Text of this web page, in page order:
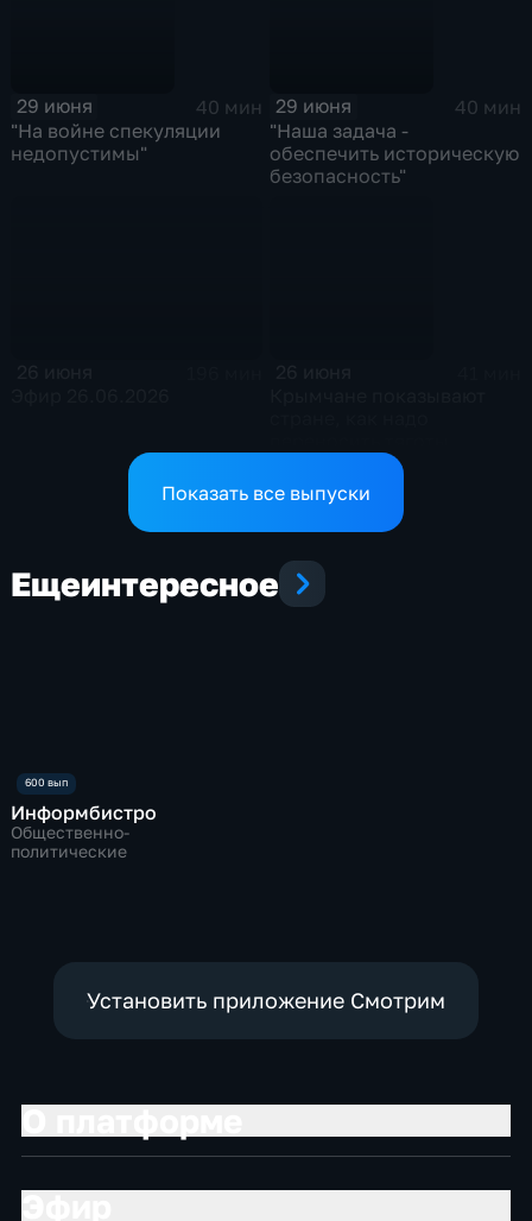
29 июня
40 мин
"На войне спекуляции
недопустимы"
29 июня
40 мин
"Наша задача -
обеспечить историческую
безопасность"
Показать все выпуски
Ещеинтересное
Информбистро
Общественно-
политические
Установить приложение Смотрим